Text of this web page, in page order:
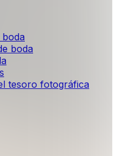
boda
tesoro fotográfica